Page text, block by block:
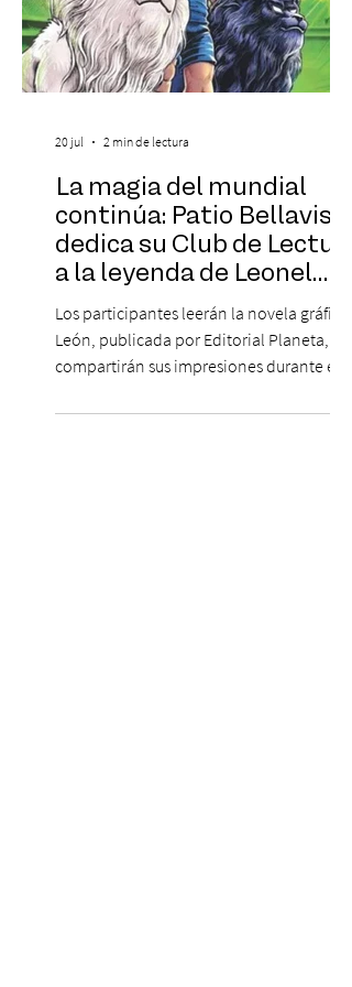
La magia del mundial
continúa: Patio Bellavista
dedica su Club de Lectura
a la leyenda de Leonel
Sánchez
Los participantes leerán la novela gráfica
León, publicada por Editorial Planeta,
compartirán sus impresiones durante el
con su autor, Mauricio "Yoyo" Salfate. El
20 jul 2 min de lectura